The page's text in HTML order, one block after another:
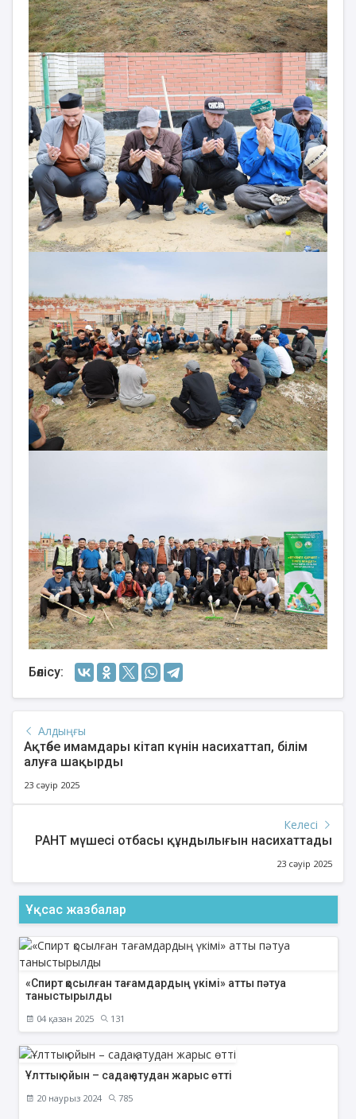
Бөлісу:
Алдыңғы
Ақтөбе имамдары кітап күнін насихаттап, білім
алуға шақырды
23 сәуір 2025
Келесі
РАНТ мүшесі отбасы құндылығын насихаттады
23 сәуір 2025
Ұқсас жазбалар
«Спирт қосылған тағамдардың үкімі» атты пәтуа
таныстырылды
04 қазан 2025 131
Ұлттық ойын – садақ атудан жарыс өтті
20 наурыз 2024 785